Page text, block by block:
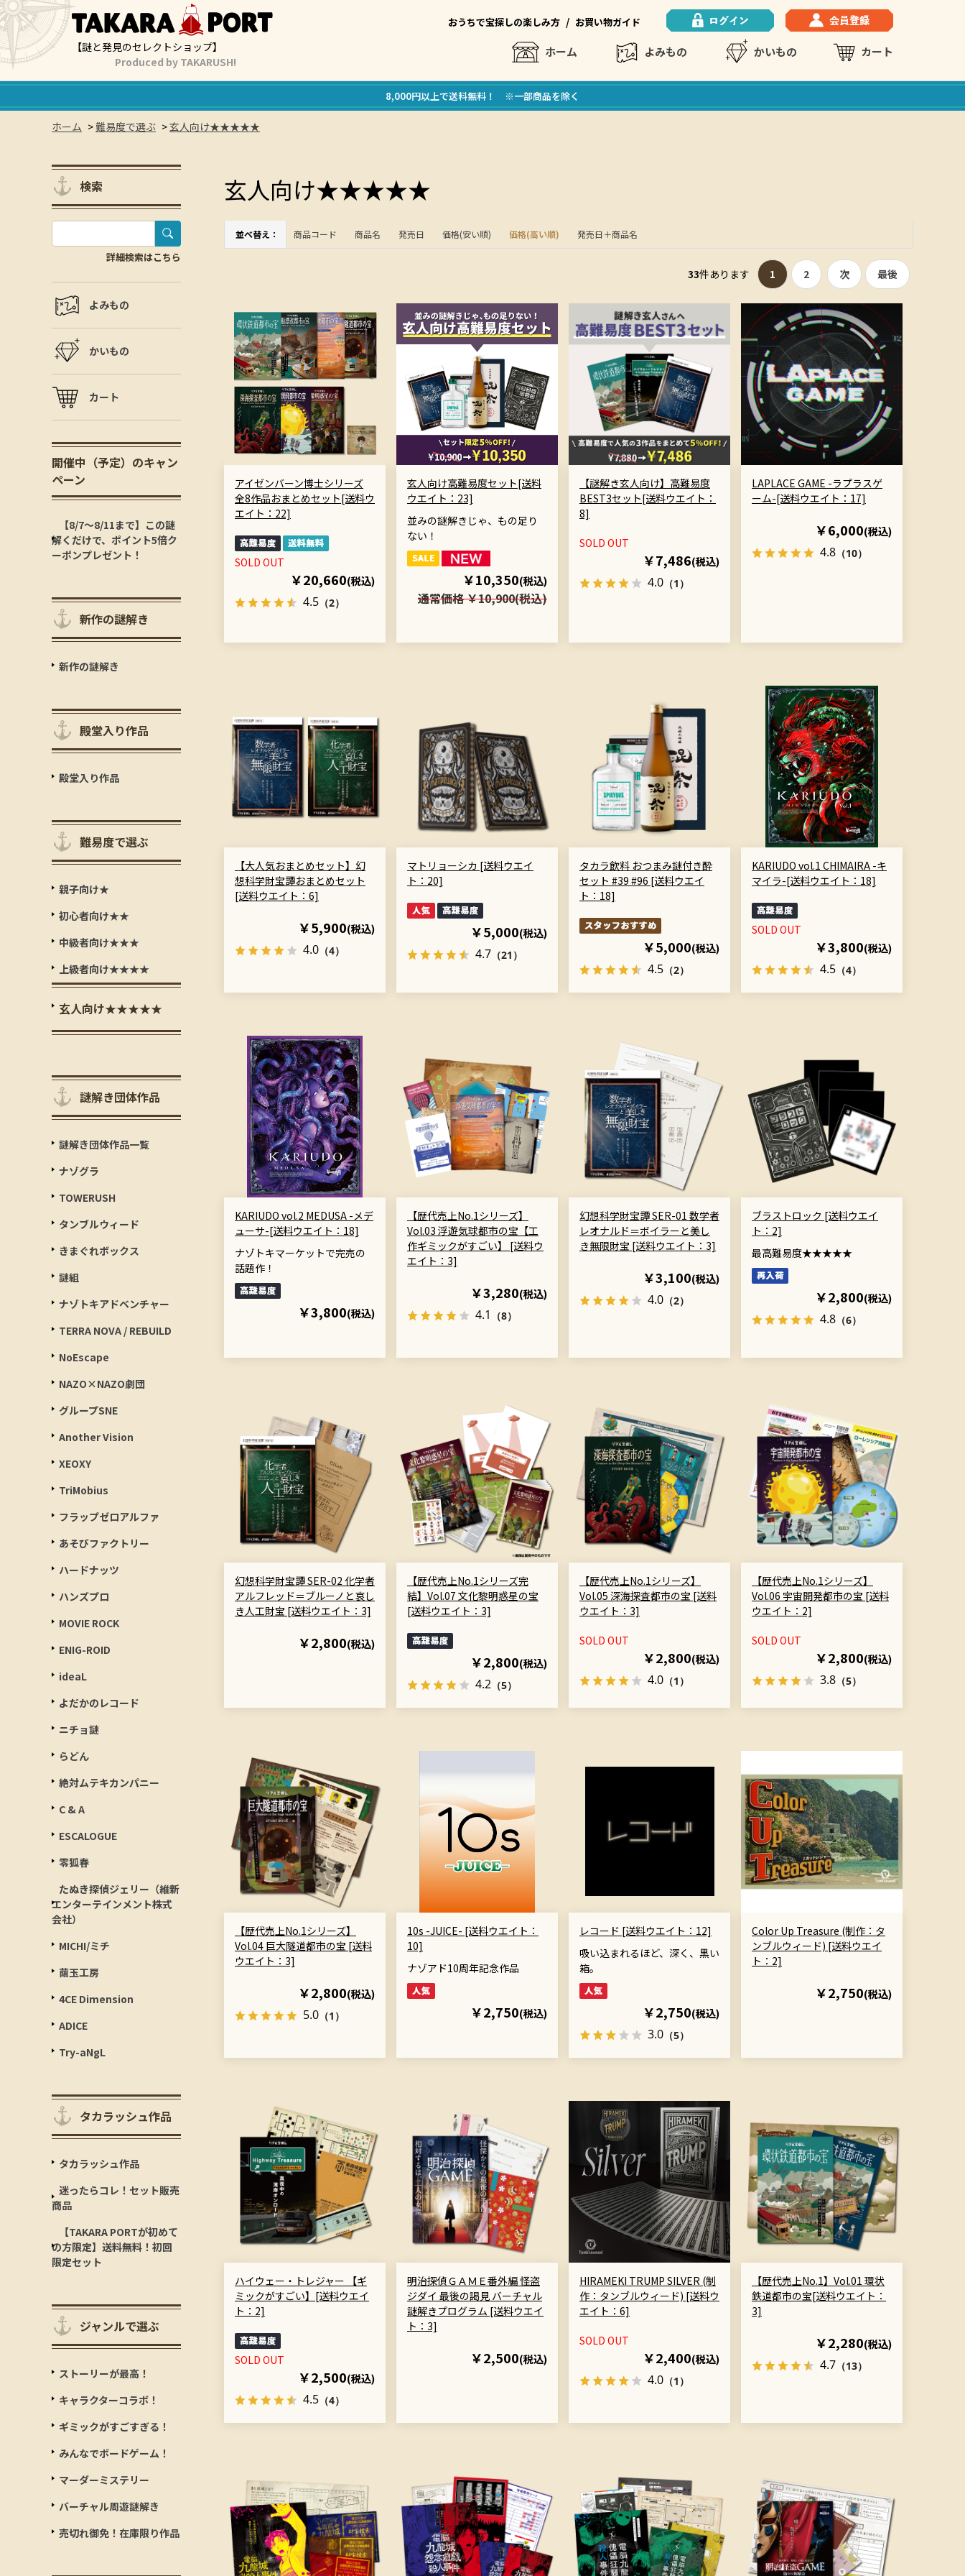
【謎と発見のセレクトショップ】
Produced by TAKARUSH!
おうちで宝探しの楽しみ方 / お買い物ガイド
ホーム よみもの かいもの カート
8,000円以上で送料無料！ ※一部商品を除く
ホーム >難易度で選ぶ >玄人向け★★★★★
検索
詳細検索はこちら
よみもの
かいもの
カート
開催中（予定）のキャン
ペーン
【8/7～8/11まで】この謎
解くだけで、ポイント5倍ク
ーポンプレゼント！
新作の謎解き
新作の謎解き
殿堂入り作品
殿堂入り作品
難易度で選ぶ
親子向け★
初心者向け★★
中級者向け★★★
上級者向け★★★★
玄人向け★★★★★
謎解き団体作品
謎解き団体作品一覧
ナゾグラ
TOWERUSH
タンブルウィード
きまぐれボックス
謎組
ナゾトキアドベンチャー
TERRA NOVA / REBUILD
NoEscape
NAZO×NAZO劇団
グループSNE
Another Vision
XEOXY
TriMobius
フラップゼロアルファ
あそびファクトリー
ハードナッツ
ハンズプロ
MOVIE ROCK
ENIG-ROID
ideaL
よだかのレコード
ニチョ謎
らどん
絶対ムテキカンパニー
C & A
ESCALOGUE
零狐春
たぬき探偵ジェリー（維新
エンターテインメント株式
会社）
MICHI/ミチ
繭玉工房
4CE Dimension
ADICE
Try-aNgL
タカラッシュ作品
タカラッシュ作品
迷ったらコレ！セット販売
商品
【TAKARA PORTが初めて
の方限定】送料無料！初回
限定セット
ジャンルで選ぶ
ストーリーが最高！
キャラクターコラボ！
ギミックがすごすぎる！
みんなでボードゲーム！
マーダーミステリー
バーチャル周遊謎解き
売切れ御免！在庫限り作品
玄人向け★★★★★
並べ替え： 商品コード 商品名 発売日 価格(安い順) 価格(高い順) 発売日＋商品名
33件あります 1 2 次 最後
アイゼンバーン博士シリーズ
全8作品おまとめセット[送料ウ
エイト：22]
SOLD OUT
￥20,660(税込)
4.5 （2）
玄人向け高難易度セット[送料
ウエイト：23]
並みの謎解きじゃ、もの足り
ない！
￥10,350(税込)
通常価格 ￥10,900(税込)
【謎解き玄人向け】高難易度
BEST3セット[送料ウエイト：
8]
SOLD OUT
￥7,486(税込)
4.0 （1）
LAPLACE GAME -ラプラスゲ
ーム-[送料ウエイト：17]
￥6,000(税込)
4.8 （10）
【大人気おまとめセット】幻
想科学財宝譚おまとめセット
[送料ウエイト：6]
￥5,900(税込)
4.0 （4）
マトリョーシカ [送料ウエイ
ト：20]
￥5,000(税込)
4.7 （21）
タカラ飲料 おつまみ謎付き酔
セット #39 #96 [送料ウエイ
ト：18]
￥5,000(税込)
4.5 （2）
KARIUDO vol.1 CHIMAIRA -キ
マイラ-[送料ウエイト：18]
SOLD OUT
￥3,800(税込)
4.5 （4）
KARIUDO vol.2 MEDUSA -メデ
ューサ-[送料ウエイト：18]
ナゾトキマーケットで完売の
話題作！
￥3,800(税込)
【歴代売上No.1シリーズ】
Vol.03 浮遊気球都市の宝【工
作ギミックがすごい】 [送料ウ
エイト：3]
￥3,280(税込)
4.1 （8）
幻想科学財宝譚 SER-01 数学者
レオナルド＝ボイラーと美し
き無限財宝 [送料ウエイト：3]
￥3,100(税込)
4.0 （2）
ブラストロック [送料ウエイ
ト：2]
最高難易度★★★★★
￥2,800(税込)
4.8 （6）
幻想科学財宝譚 SER-02 化学者
アルフレッド＝ブルーノと哀し
き人工財宝 [送料ウエイト：3]
￥2,800(税込)
【歴代売上No.1シリーズ完
結】Vol.07 文化黎明惑星の宝
[送料ウエイト：3]
￥2,800(税込)
4.2 （5）
【歴代売上No.1シリーズ】
Vol.05 深海探査都市の宝 [送料
ウエイト：3]
SOLD OUT
￥2,800(税込)
4.0 （1）
【歴代売上No.1シリーズ】
Vol.06 宇宙開発都市の宝 [送料
ウエイト：2]
SOLD OUT
￥2,800(税込)
3.8 （5）
【歴代売上No.1シリーズ】
Vol.04 巨大隧道都市の宝 [送料
ウエイト：3]
￥2,800(税込)
5.0 （1）
10s -JUICE- [送料ウエイト：
10]
ナゾアド10周年記念作品
￥2,750(税込)
レコード [送料ウエイト：12]
吸い込まれるほど、深く、黒い
箱。
￥2,750(税込)
3.0 （5）
Color Up Treasure (制作：タ
ンブルウィード) [送料ウエイ
ト：2]
￥2,750(税込)
ハイウェー・トレジャー 【ギ
ミックがすごい】[送料ウエイ
ト：2]
SOLD OUT
￥2,500(税込)
4.5 （4）
明治探偵ＧＡＭＥ番外編 怪盗
ジダイ 最後の謁見 バーチャル
謎解きプログラム [送料ウエイ
ト：3]
￥2,500(税込)
HIRAMEKI TRUMP SILVER (制
作：タンブルウィード) [送料ウ
エイト：6]
SOLD OUT
￥2,400(税込)
4.0 （1）
【歴代売上No.1】Vol.01 環状
鉄道都市の宝[送料ウエイト：
3]
￥2,280(税込)
4.7 （13）